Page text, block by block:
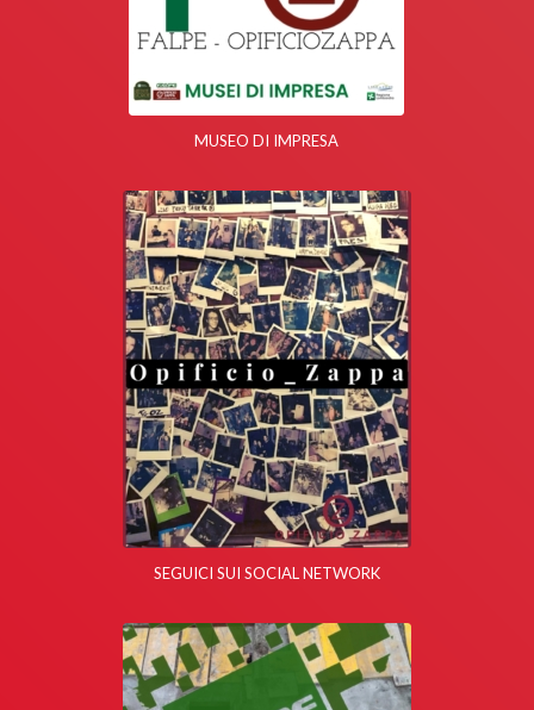
MUSEO DI IMPRESA
SEGUICI SUI SOCIAL NETWORK